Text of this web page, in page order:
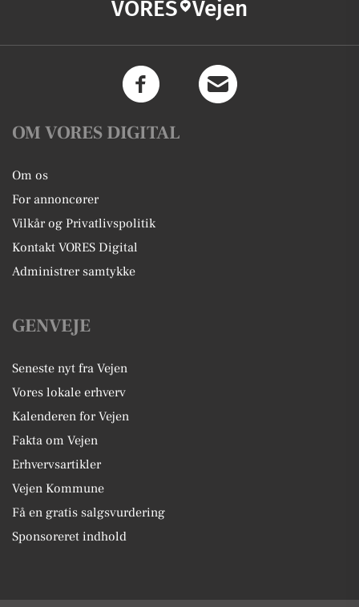
VORES Vejen
OM VORES DIGITAL
Om os
For annoncører
Vilkår og Privatlivspolitik
Kontakt VORES Digital
Administrer samtykke
GENVEJE
Seneste nyt fra Vejen
Vores lokale erhverv
Kalenderen for Vejen
Fakta om Vejen
Erhvervsartikler
Vejen Kommune
Få en gratis salgsvurdering
Sponsoreret indhold